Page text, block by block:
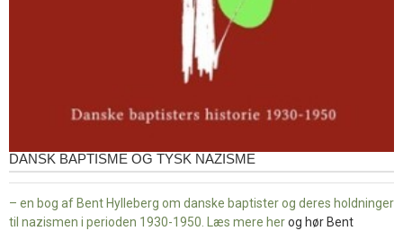
DANSK BAPTISME OG TYSK NAZISME
– en bog af Bent Hylleberg om danske baptister og deres holdninger
til nazismen i perioden 1930-1950. Læs mere herog hør Bent